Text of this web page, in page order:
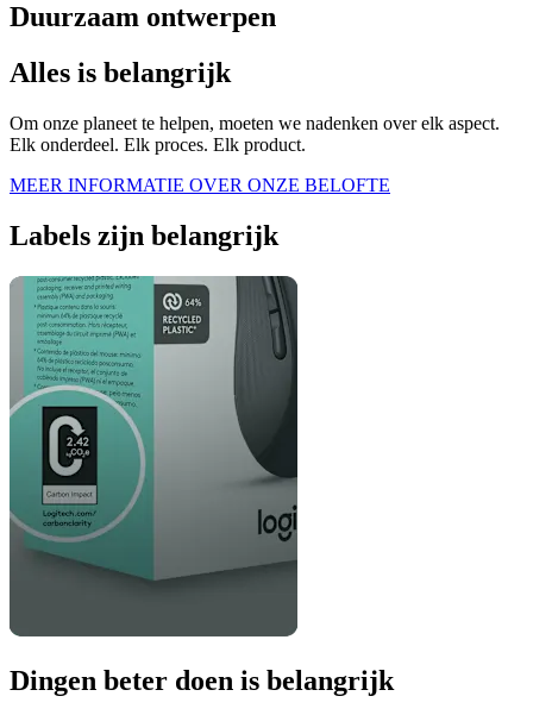
Duurzaam ontwerpen
Alles is belangrijk
Om onze planeet te helpen, moeten we nadenken over elk aspect.
Elk onderdeel. Elk proces. Elk product.
MEER INFORMATIE OVER ONZE BELOFTE
Labels zijn belangrijk
Dingen beter doen is belangrijk